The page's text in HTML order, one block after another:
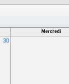
Mercredi
30